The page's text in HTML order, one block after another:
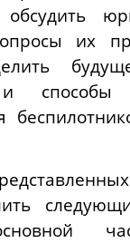
обсудить
их
способы